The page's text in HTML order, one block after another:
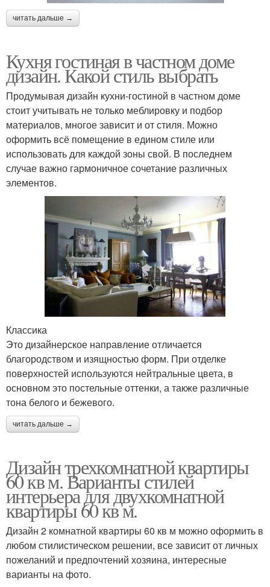
читать дальше →
Кухня гостиная в частном доме
дизайн. Какой стиль выбрать
Продумывая дизайн кухни-гостиной в частном доме
стоит учитывать не только меблировку и подбор
материалов, многое зависит и от стиля. Можно
оформить всё помещение в едином стиле или
использовать для каждой зоны свой. В последнем
случае важно гармоничное сочетание различных
элементов.
Классика
Это дизайнерское направление отличается
благородством и изящностью форм. При отделке
поверхностей используются нейтральные цвета, в
основном это постельные оттенки, а также различные
тона белого и бежевого.
читать дальше →
Дизайн трехкомнатной квартиры
60 кв м. Варианты стилей
интерьера для двухкомнатной
квартиры 60 кв м.
Дизайн 2 комнатной квартиры 60 кв м можно оформить в
любом стилистическом решении, все зависит от личных
пожеланий и предпочтений хозяина, интересные
варианты на фото.